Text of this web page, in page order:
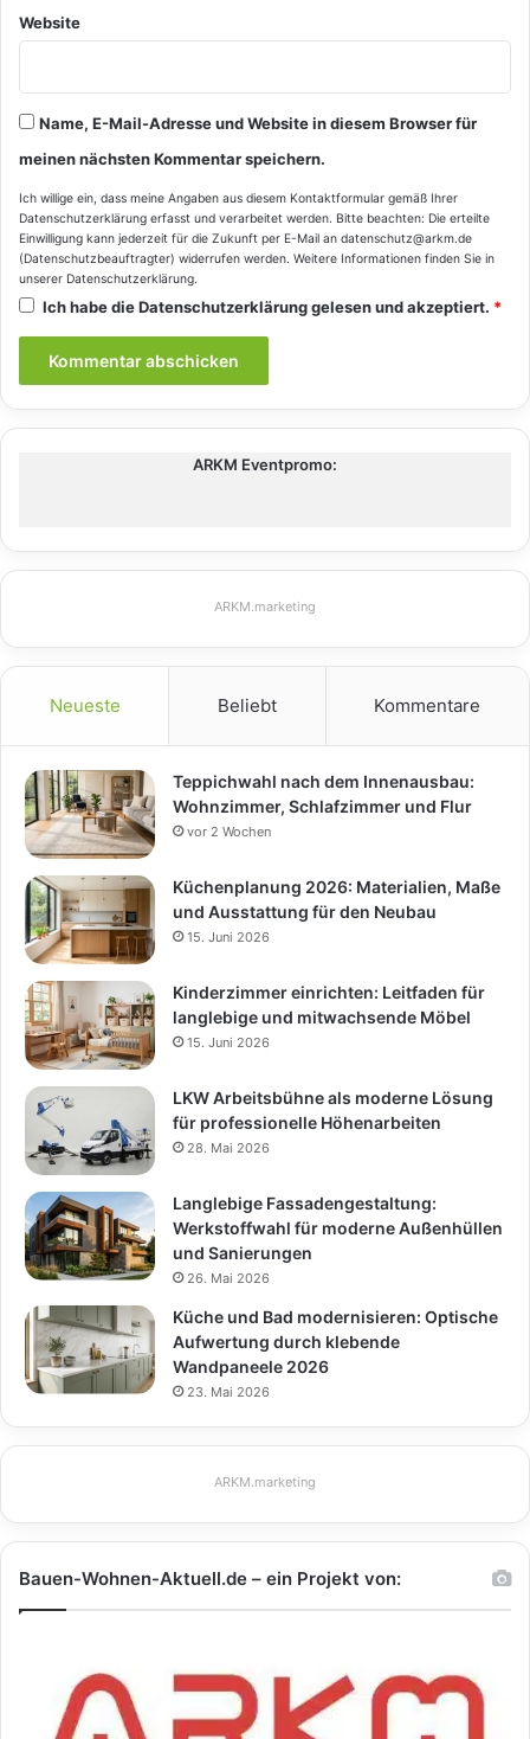
Website
Name, E-Mail-Adresse und Website in diesem Browser für
meinen nächsten Kommentar speichern.
Ich willige ein, dass meine Angaben aus diesem Kontaktformular gemäß Ihrer
Datenschutzerklärung erfasst und verarbeitet werden. Bitte beachten: Die erteilte
Einwilligung kann jederzeit für die Zukunft per E-Mail an datenschutz@arkm.de
(Datenschutzbeauftragter) widerrufen werden. Weitere Informationen finden Sie in
unserer Datenschutzerklärung.
Ich habe dieDatenschutzerklärunggelesen und akzeptiert. *
ARKM Eventpromo:
ARKM.marketing
Neueste Beliebt Kommentare
Teppichwahl nach dem Innenausbau:
Wohnzimmer, Schlafzimmer und Flur
vor 2 Wochen
Küchenplanung 2026: Materialien, Maße
und Ausstattung für den Neubau
15. Juni 2026
Kinderzimmer einrichten: Leitfaden für
langlebige und mitwachsende Möbel
15. Juni 2026
LKW Arbeitsbühne als moderne Lösung
für professionelle Höhenarbeiten
28. Mai 2026
Langlebige Fassadengestaltung:
Werkstoffwahl für moderne Außenhüllen
und Sanierungen
26. Mai 2026
Küche und Bad modernisieren: Optische
Aufwertung durch klebende
Wandpaneele 2026
23. Mai 2026
ARKM.marketing
Bauen-Wohnen-Aktuell.de – ein Projekt von: